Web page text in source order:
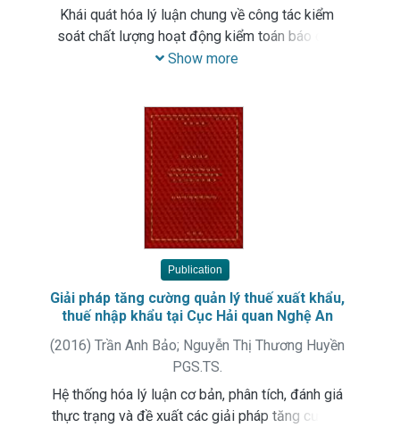
Khái quát hóa lý luận chung về công tác kiểm
soát chất lượng hoạt động kiểm toán báo cáo
tài chính của doanh nghiệp. Phân tích, đánh giá
toán báo cáo tài chính tại Công ty TNHH kiểm
toán và tư vấn A&C
Show more
Publication
Giải pháp tăng cường quản lý thuế xuất khẩu,
thuế nhập khẩu tại Cục Hải quan Nghệ An
(2016) Trần Anh Bảo; Nguyễn Thị Thương Huyền
PGS.TS.
Hệ thống hóa lý luận cơ bản, phân tích, đánh giá
thực trạng và đề xuất các giải pháp tăng cường